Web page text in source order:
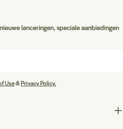
lanceringen, speciale aanbiedingen
Use&Privacy Policy.